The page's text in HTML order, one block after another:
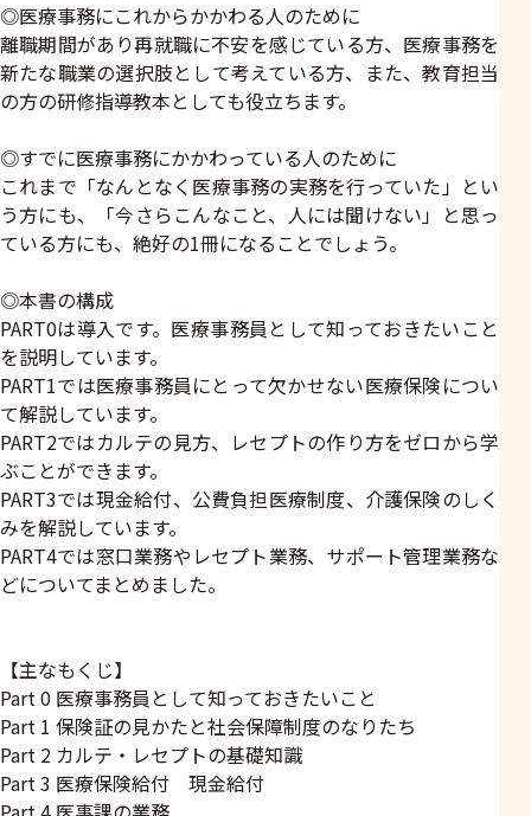
◎医療事務にこれからかかわる人のために
離職期間があり再就職に不安を感じている方、医療事務を
新たな職業の選択肢として考えている方、また、教育担当
の方の研修指導教本としても役立ちます。
◎すでに医療事務にかかわっている人のために
これまで「なんとなく医療事務の実務を行っていた」とい
う方にも、「今さらこんなこと、人には聞けない」と思っ
ている方にも、絶好の1冊になることでしょう。
◎本書の構成
PART0は導入です。医療事務員として知っておきたいこと
を説明しています。
PART1では医療事務員にとって欠かせない医療保険につい
て解説しています。
PART2ではカルテの見方、レセプトの作り方をゼロから学
ぶことができます。
PART3では現金給付、公費負担医療制度、介護保険のしく
みを解説しています。
PART4では窓口業務やレセプト業務、サポート管理業務な
どについてまとめました。
【主なもくじ】
Part 0 医療事務員として知っておきたいこと
Part 1 保険証の見かたと社会保障制度のなりたち
Part 2 カルテ・レセプトの基礎知識
Part 3 医療保険給付 現金給付